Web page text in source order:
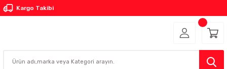
Kargo Takibi